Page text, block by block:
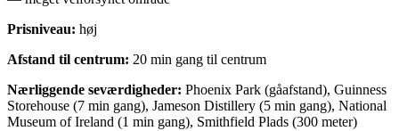
Prisniveau: høj
Afstand til centrum: 20 min gang til centrum
Nærliggende seværdigheder: Phoenix Park (gåafstand), Guinness
Storehouse (7 min gang), Jameson Distillery (5 min gang), National
Museum of Ireland (1 min gang), Smithfield Plads (300 meter)